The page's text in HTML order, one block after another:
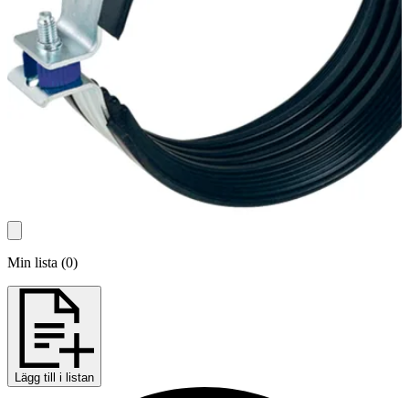
Min lista (0)
Lägg till i listan